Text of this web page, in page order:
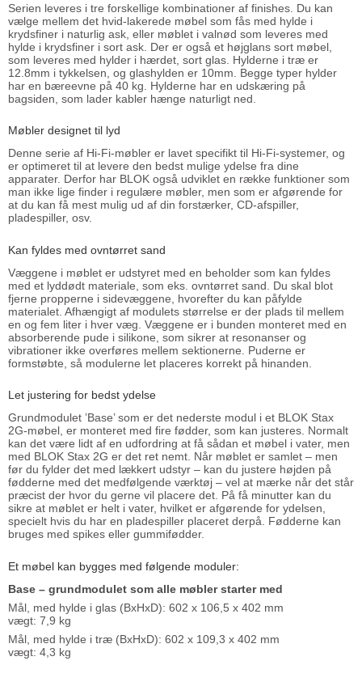
Serien leveres i tre forskellige kombinationer af finishes. Du kan
vælge mellem det hvid-lakerede møbel som fås med hylde i
krydsfiner i naturlig ask, eller møblet i valnød som leveres med
hylde i krydsfiner i sort ask. Der er også et højglans sort møbel,
som leveres med hylder i hærdet, sort glas. Hylderne i træ er
12.8mm i tykkelsen, og glashylden er 10mm. Begge typer hylder
har en bæreevne på 40 kg. Hylderne har en udskæring på
bagsiden, som lader kabler hænge naturligt ned.
Møbler designet til lyd
Denne serie af Hi-Fi-møbler er lavet specifikt til Hi-Fi-systemer, og
er optimeret til at levere den bedst mulige ydelse fra dine
apparater. Derfor har BLOK også udviklet en række funktioner som
man ikke lige finder i regulære møbler, men som er afgørende for
at du kan få mest mulig ud af din forstærker, CD-afspiller,
pladespiller, osv.
Kan fyldes med ovntørret sand
Væggene i møblet er udstyret med en beholder som kan fyldes
med et lyddødt materiale, som eks. ovntørret sand. Du skal blot
fjerne propperne i sidevæggene, hvorefter du kan påfylde
materialet. Afhængigt af modulets størrelse er der plads til mellem
en og fem liter i hver væg. Væggene er i bunden monteret med en
absorberende pude i silikone, som sikrer at resonanser og
vibrationer ikke overføres mellem sektionerne. Puderne er
formstøbte, så modulerne let placeres korrekt på hinanden.
Let justering for bedst ydelse
Grundmodulet ’Base’ som er det nederste modul i et BLOK Stax
2G-møbel, er monteret med fire fødder, som kan justeres. Normalt
kan det være lidt af en udfordring at få sådan et møbel i vater, men
med BLOK Stax 2G er det ret nemt. Når møblet er samlet – men
før du fylder det med lækkert udstyr – kan du justere højden på
fødderne med det medfølgende værktøj – vel at mærke når det står
præcist der hvor du gerne vil placere det. På få minutter kan du
sikre at møblet er helt i vater, hvilket er afgørende for ydelsen,
specielt hvis du har en pladespiller placeret derpå. Fødderne kan
bruges med spikes eller gummifødder.
Et møbel kan bygges med følgende moduler:
Base – grundmodulet som alle møbler starter med
Mål, med hylde i glas (BxHxD): 602 x 106,5 x 402 mm
vægt: 7,9 kg
Mål, med hylde i træ (BxHxD): 602 x 109,3 x 402 mm
vægt: 4,3 kg